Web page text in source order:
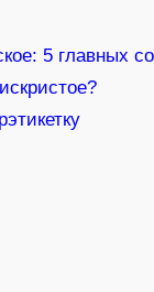
5 главных